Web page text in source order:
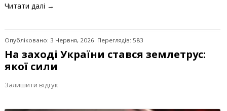
Читати далі →
Опубліковано: 3 Червня, 2026. Переглядів: 583
На заході України стався землетрус:
якої сили
Залишити відгук